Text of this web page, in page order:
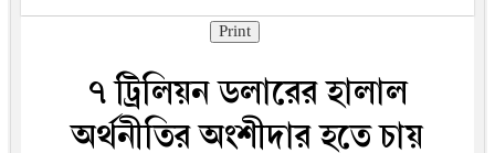
Print
৭ ট্রিলিয়ন ডলারের হালাল
অর্থনীতির অংশীদার হতে চায়